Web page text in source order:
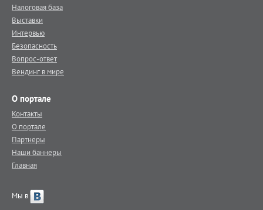
Налоговая база
Выставки
Интервью
Безопасность
Вопрос-ответ
Вендинг в мире
О портале
Контакты
О портале
Партнеры
Наши баннеры
Главная
Мы в